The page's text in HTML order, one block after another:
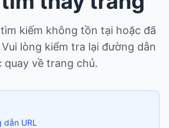
kiếm không tồn tại hoặc đã
lòng kiểm tra lại đường dẫn
quay về trang chủ.
URL